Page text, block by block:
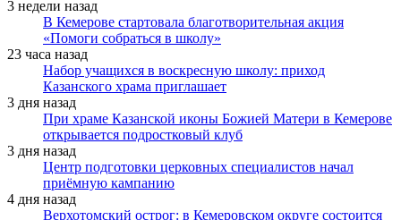
3 недели назад
В Кемерове стартовала благотворительная акция
«Помоги собраться в школу»
23 часа назад
Набор учащихся в воскресную школу: приход
Казанского храма приглашает
3 дня назад
При храме Казанской иконы Божией Матери в Кемерове
открывается подростковый клуб
3 дня назад
Центр подготовки церковных специалистов начал
приёмную кампанию
4 дня назад
Верхотомский острог: в Кемеровском округе состоится